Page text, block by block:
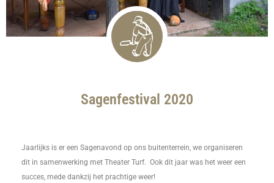
Sagenfestival 2020
Jaarlijks is er een Sagenavond op ons buitenterrein, we organiseren
dit in samenwerking met Theater Turf. Ook dit jaar was het weer een
succes, mede dankzij het prachtige weer!